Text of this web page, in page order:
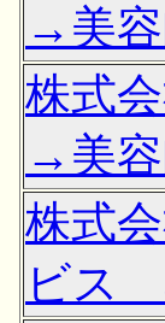
→美
株式
→美
株式
ビス